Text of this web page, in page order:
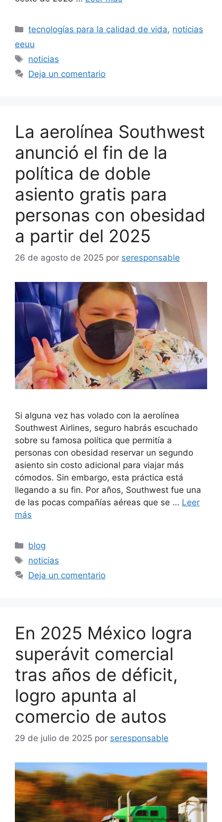
Categorías
tecnologías para la calidad de vida, noticias
eeuu
Etiquetas
noticias
Deja un comentario
La aerolínea Southwest
anunció el fin de la
política de doble
asiento gratis para
personas con obesidad
a partir del 2025
26 de agosto de 2025 por seresponsable
Si alguna vez has volado con la aerolínea
Southwest Airlines, seguro habrás escuchado
sobre su famosa política que permitía a
personas con obesidad reservar un segundo
asiento sin costo adicional para viajar más
cómodos. Sin embargo, esta práctica está
llegando a su fin. Por años, Southwest fue una
de las pocas compañías aéreas que se … Leer
más
Categorías
blog
Etiquetas
noticias
Deja un comentario
En 2025 México logra
superávit comercial
tras años de déficit,
logro apunta al
comercio de autos
29 de julio de 2025 por seresponsable